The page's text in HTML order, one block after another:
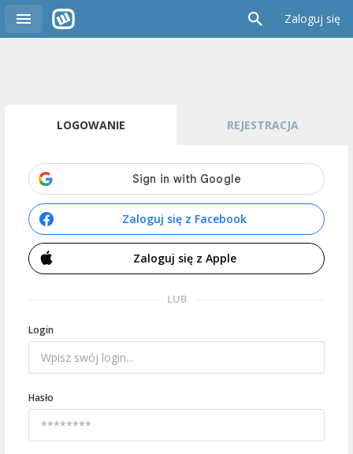
Zaloguj się
LOGOWANIE REJESTRACJA
Zaloguj się z Facebook
Zaloguj się z Apple
LUB
Login
Hasło